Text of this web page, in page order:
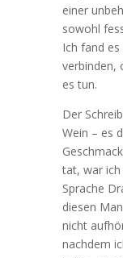
einer
sowohl
Ich fand
verbinden,
es tun.
Der
Wein – es
tat, war ich
Sprache
diesen
nicht
nachdem